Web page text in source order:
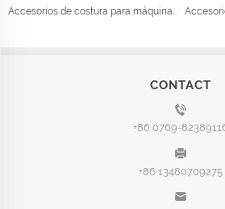
Accesorios de costura para máquinas de coser de pie
CONTACT
+86 0769-
+86 13480709275